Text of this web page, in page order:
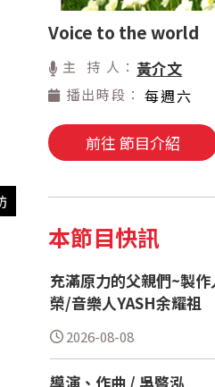
Voice to the world
主 持 人： 黃介文
播出時段： 每週六
前往 節目介紹
本節目快訊
充滿原力的父親們~製
榮/音樂人YASH余耀祖
2026-08-08
導演、作曲 / 吳暋泓